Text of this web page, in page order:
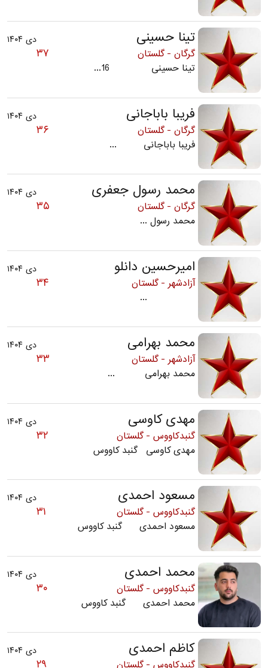
دی ۱۴۰۴ تینا حسینی
۳۷
گرگان - گلستان
تینا حسینی 16...
دی ۱۴۰۴ فریبا باباجانی
۳۶
گرگان - گلستان
فریبا باباجانی ...
دی ۱۴۰۴ محمد رسول جعفری
۳۵
گرگان - گلستان
محمد رسول ...
دی ۱۴۰۴ امیرحسین دانلو
۳۴
آزادشهر - گلستان
...
دی ۱۴۰۴ محمد بهرامی
۳۳
آزادشهر - گلستان
محمد بهرامی ...
دی ۱۴۰۴ مهدی کاوسی
۳۲
گنبدکاووس - گلستان
مهدی کاوسی گنبد کاووس
دی ۱۴۰۴ مسعود احمدی
۳۱
گنبدکاووس - گلستان
مسعود احمدی گنبد کاووس
دی ۱۴۰۴ محمد احمدی
۳۰
گنبدکاووس - گلستان
محمد احمدی گنبد کاووس
دی ۱۴۰۴ کاظم احمدی